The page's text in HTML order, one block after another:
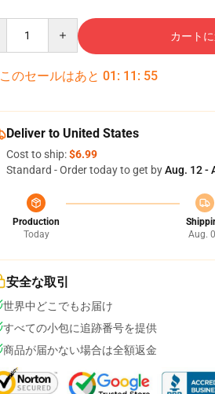
カート
このセールはあと 01 : 11 : 54
Deliver to United States
Cost to ship:$6.99
Standard - Order today to get byAug. 12 -
Production
Today
Aug.
安全な取引
世界中どこでもお届け
すべての小包に追跡番号を提供
商品が届かない場合は全額返金